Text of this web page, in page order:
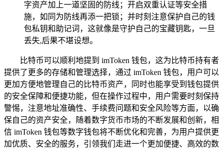
字资产加上一道坚固的防线；开启双重认证等安全措
施，如同为防线再添一把锁；并时刻注意保护自己的钱
包私钥和助记词，这就像是守护自己的宝藏钥匙，一旦
丢失,后果不堪设想。
比特币可以顺利地提到 imToken 钱包，这为比特币持有者
提供了更多的存储和管理选择，通过 imToken 钱包，用户可以
更加方便地管理自己的比特币资产，同时也能享受到钱包提供
的安全保障和便捷功能，但在操作过程中，用户需要时刻保持
警惕，注意地址准确性、手续费问题和安全风险等方面，以确
保自己的资产安全，随着数字货币市场的不断发展和创新，相
信 imToken 钱包等数字钱包将不断优化和完善，为用户提供更
加优质、安全的服务，引领我们走进一个更加便捷、高效的数